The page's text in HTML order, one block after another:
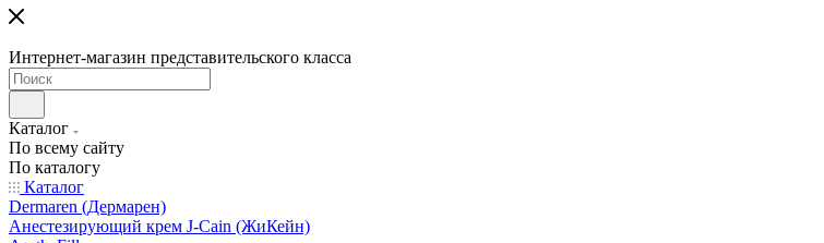
Интернет-магазин представительского класса
Каталог
По всему сайту
По каталогу
Каталог
Dermaren (Дермарен)
Анестезирующий крем J-Cain (ЖиКейн)